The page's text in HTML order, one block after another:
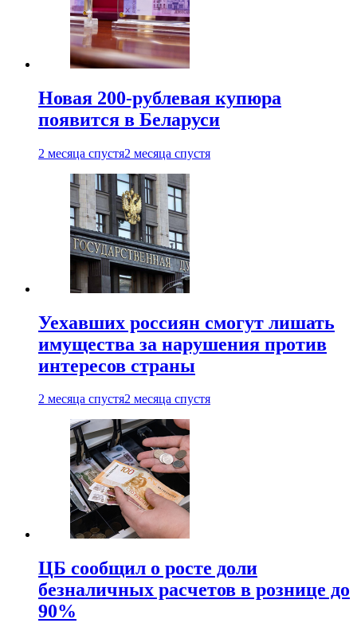
Новая 200-рублевая купюра
появится в Беларуси
2 месяца спустя2 месяца спустя
Уехавших россиян смогут лишать
имущества за нарушения против
интересов страны
2 месяца спустя2 месяца спустя
ЦБ сообщил о росте доли
безналичных расчетов в рознице до
90%